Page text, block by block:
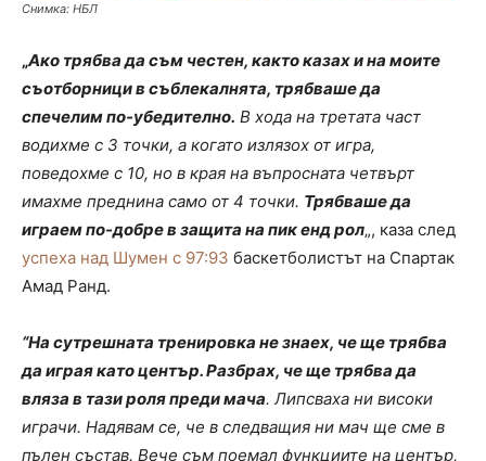
Снимка: НБЛ
„Ако трябва да съм честен, както казах и на моите
съотборници в съблекалнята, трябваше да
спечелим по-убедително. В хода на третата част
водихме с 3 точки, а когато излязох от игра,
поведохме с 10, но в края на въпросната четвърт
имахме преднина само от 4 точки. Трябваше да
играем по-добре в защита на пик енд рол„, каза след
успеха над Шумен с 97:93 баскетболистът на Спартак
Амад Ранд.
“На сутрешната тренировка не знаех, че ще трябва
да играя като център. Разбрах, че ще трябва да
вляза в тази роля преди мача. Липсваха ни високи
играчи. Надявам се, че в следващия ни мач ще сме в
пълен състав. Вече съм поемал функциите на център,